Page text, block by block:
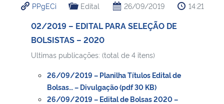
PPgECi Edital 26/09/2019 14:21
02/2019 – EDITAL PARA SELEÇÃO DE
BOLSISTAS – 2020
Ultimas publicações: (total de 4 itens)
26/09/2019 – Planilha Títulos Edital de
Bolsas… – Divulgação (pdf 30 KB)
26/09/2019 – Edital de Bolsas 2020 –